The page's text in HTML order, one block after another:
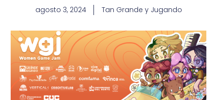
agosto 3, 2024 Tan Grande y Jugando